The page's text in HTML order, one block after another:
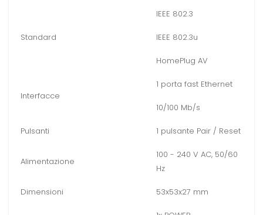
Standard
IEEE 802.3
IEEE 802.3u
HomePlug AV
Interfacce
1 porta fast Ethernet
10/100 Mb/s
Pulsanti 1 pulsante Pair / Reset
Alimentazione
100 - 240 V AC, 50/60
Hz
Dimensioni 53x53x27 mm